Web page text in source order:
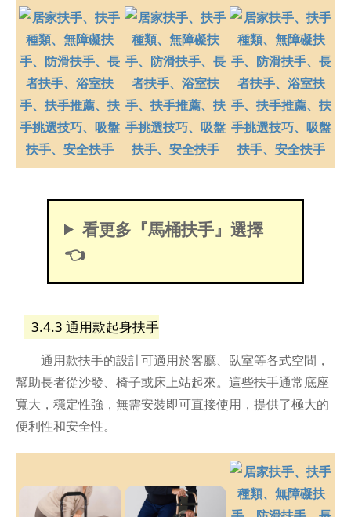
看更多『馬桶扶手』選擇
👈
3.4.3 通用款起身扶手
通用款扶手的設計可適用於客廳、臥室等各式空間，
幫助長者從沙發、椅子或床上站起來。這些扶手通常底座
寬大，穩定性強，無需安裝即可直接使用，提供了極大的
便利性和安全性。